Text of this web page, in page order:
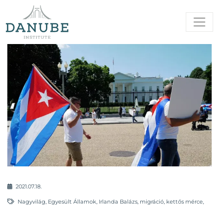
2021.07.18.
Nagyvilág, Egyesült Államok, Irlanda Balázs, migráció, kettős mérce,